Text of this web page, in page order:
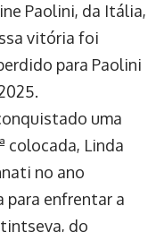
Paolini, da Itália,
vitória foi
para Paolini
uma
colocada, Linda
no ano
para enfrentar a
do